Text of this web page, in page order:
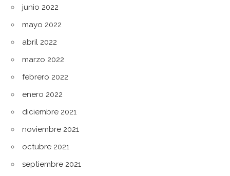
junio 2022
mayo 2022
abril 2022
marzo 2022
febrero 2022
enero 2022
diciembre 2021
noviembre 2021
octubre 2021
septiembre 2021